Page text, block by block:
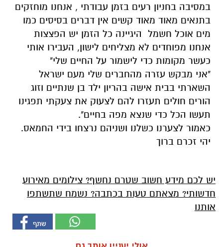
במסיבה בחניון רעים בזמן עבודתי , אנחנו מוחזקים
בתנאים מאוד מאוד קשים אין דברים בסיסים כמו
מים אוכל חשמל היגיינה כל הזמן יש הפצצות
אנחנו מפוחדים לא מצליחים לישון, העבירו אותי
כעשר מקומות כדי לישמור על החיים שלי"
"אני מבקש עזרה מהחברים שלי מעם ישראל
השארתי בבית אישה בהריון ילד בן שנתיים וזוג
הורים חולים תעזרו להם לצעוק את צעקתי תפגינו
תעשו הכל כדי שנצא מפה בחיים".
כאמור לצערנו כשלנו ושניהם נרצחו בידי החמאס.
יהי זכרם ברוך
יש לכם מידע חשוב שטרם נחשף? צילומים מאירוע
חדשותי? מצאתם טעות בכתבה? נשמח שתשתפו
אותנו